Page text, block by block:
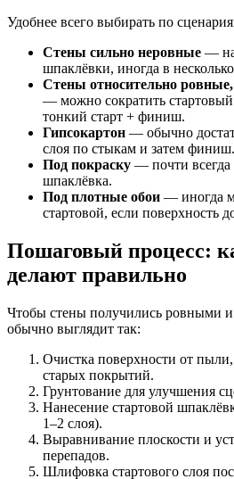
Удобнее всего выбирать по
Стены сильно неровные —
шпаклёвки, иногда в
Стены относительно
— можно сократить стартовый
тонкий старт + финиш.
Гипсокартон — обычно
слоя по стыкам и затем финиш.
Под покраску — почти всегда
шпаклёвка.
Под плотные обои — иногда
стартовой, если поверхность
Пошаговый процесс:
делают правильно
Чтобы стены получились ровными и
обычно выглядит так:
Очистка поверхности от
старых покрытий.
Грунтование для улучшения
Нанесение стартовой
1–2 слоя).
Выравнивание плоскости и
перепадов.
Шлифовка стартового слоя